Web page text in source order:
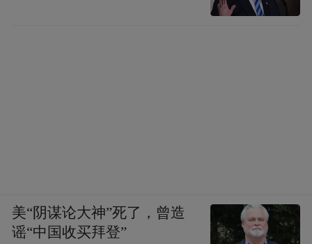
美“阴谋论大神”死了，曾造
谣“中国收买拜登”